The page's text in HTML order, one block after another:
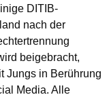
DITIB-
nach der
beigebracht,
Jungs in Berührung
Media. Alle